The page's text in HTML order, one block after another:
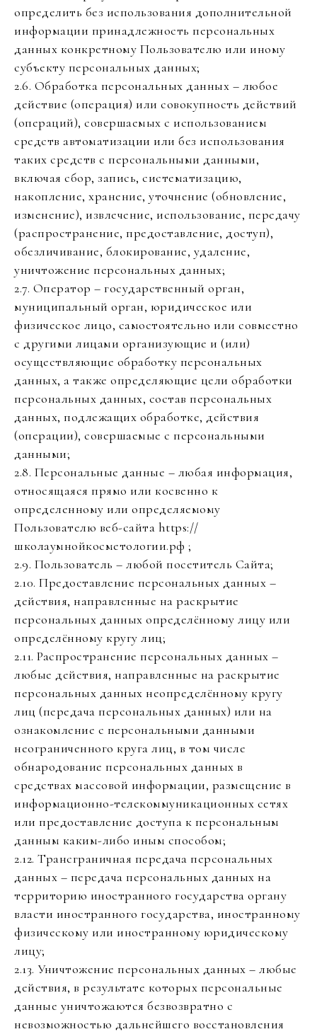
определить без использования дополнительной
информации принадлежность персональных
данных конкретному Пользователю или иному
субъекту персональных данных;
2.6. Обработка персональных данных – любое
действие (операция) или совокупность действий
(операций), совершаемых с использованием
средств автоматизации или без использования
таких средств с персональными данными,
включая сбор, запись, систематизацию,
накопление, хранение, уточнение (обновление,
изменение), извлечение, использование, передачу
(распространение, предоставление, доступ),
обезличивание, блокирование, удаление,
уничтожение персональных данных;
2.7. Оператор – государственный орган,
муниципальный орган, юридическое или
физическое лицо, самостоятельно или совместно
с другими лицами организующие и (или)
осуществляющие обработку персональных
данных, а также определяющие цели обработки
персональных данных, состав персональных
данных, подлежащих обработке, действия
(операции), совершаемые с персональными
данными;
2.8. Персональные данные – любая информация,
относящаяся прямо или косвенно к
определенному или определяемому
Пользователю веб-сайта https://
школаумнойкосметологии.рф ;
2.9. Пользователь – любой посетитель Сайта;
2.10. Предоставление персональных данных –
действия, направленные на раскрытие
персональных данных определённому лицу или
определённому кругу лиц;
2.11. Распространение персональных данных –
любые действия, направленные на раскрытие
персональных данных неопределённому кругу
лиц (передача персональных данных) или на
ознакомление с персональными данными
неограниченного круга лиц, в том числе
обнародование персональных данных в
средствах массовой информации, размещение в
информационно-телекоммуникационных сетях
или предоставление доступа к персональным
данным каким-либо иным способом;
2.12. Трансграничная передача персональных
данных – передача персональных данных на
территорию иностранного государства органу
власти иностранного государства, иностранному
физическому или иностранному юридическому
лицу;
2.13. Уничтожение персональных данных – любые
действия, в результате которых персональные
данные уничтожаются безвозвратно с
невозможностью дальнейшего восстановления